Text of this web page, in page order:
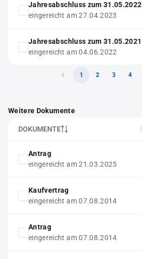
Jahresabschluss zum 31.05.2022
eingereicht am 27.04.2023
Jahresabschluss zum 31.05.2021
eingereicht am 04.06.2022
1 2 3 4
Weitere Dokumente
DOKUMENTE
Antrag
eingereicht am 21.03.2025
Kaufvertrag
eingereicht am 07.08.2014
Antrag
eingereicht am 07.08.2014